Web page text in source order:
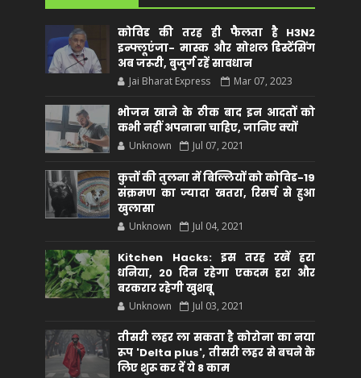
कोविड की तरह ही फैलता है H3N2
इन्फ्लूएंजा- मास्क और सोशल डिस्टेंसिंग
अब जरूरी, बुजुर्ग रहें सावधान
Jai Bharat Express Mar 07, 2023
भोजन खाने के ठीक बाद इन आदतों को
कभी नहीं अपनाना चाहिए, जानिए क्यों
Unknown Jul 07, 2021
कुत्तों की तुलना में बिल्लियों को कोविड-19
संक्रमण का ज्यादा खतरा, रिसर्च से हुआ
खुलासा
Unknown Jul 04, 2021
Kitchen Hacks: इस तरह रखें हरा
धनिया, 20 दिन रहेगा एकदम हरा और
बरकरार रहेगी खुशबू
Unknown Jul 03, 2021
तीसरी लहर ला सकता है कोरोना का नया
रूप 'Delta plus', तीसरी लहर से बचने के
लिए शुरू कर दें ये 8 काम